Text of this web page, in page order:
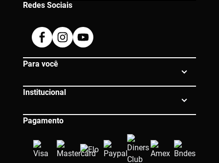
Dúvidas? Entre em contato:
0800 080 0609 |
atendimento@eico.com.br
Redes Sociais
FacebookInstagramYoutube
Para você
Institucional
Pagamento